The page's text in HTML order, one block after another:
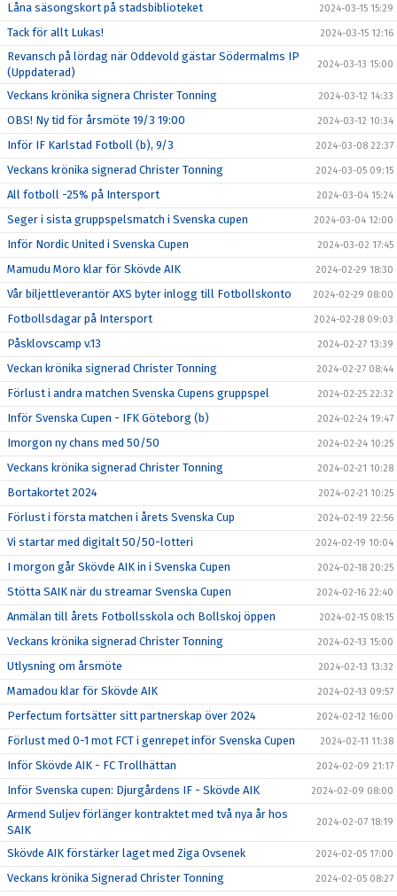
Låna säsongskort på stadsbiblioteket 2024-03-15 15:29
Tack för allt Lukas! 2024-03-15 12:16
Revansch på lördag när Oddevold gästar Södermalms IP
(Uppdaterad)
2024-03-13 15:00
Veckans krönika signera Christer Tonning 2024-03-12 14:33
OBS! Ny tid för årsmöte 19/3 19:00 2024-03-12 10:34
Inför IF Karlstad Fotboll (b), 9/3 2024-03-08 22:37
Veckans krönika signerad Christer Tonning 2024-03-05 09:15
All fotboll -25% på Intersport 2024-03-04 15:24
Seger i sista gruppspelsmatch i Svenska cupen 2024-03-04 12:00
Inför Nordic United i Svenska Cupen 2024-03-02 17:45
Mamudu Moro klar för Skövde AIK 2024-02-29 18:30
Vår biljettleverantör AXS byter inlogg till Fotbollskonto 2024-02-29 08:00
Fotbollsdagar på Intersport 2024-02-28 09:03
Påsklovscamp v.13 2024-02-27 13:39
Veckan krönika signerad Christer Tonning 2024-02-27 08:44
Förlust i andra matchen Svenska Cupens gruppspel 2024-02-25 22:32
Inför Svenska Cupen - IFK Göteborg (b) 2024-02-24 19:47
Imorgon ny chans med 50/50 2024-02-24 10:25
Veckans krönika signerad Christer Tonning 2024-02-21 10:28
Bortakortet 2024 2024-02-21 10:25
Förlust i första matchen i årets Svenska Cup 2024-02-19 22:56
Vi startar med digitalt 50/50-lotteri 2024-02-19 10:04
I morgon går Skövde AIK in i Svenska Cupen 2024-02-18 20:25
Stötta SAIK när du streamar Svenska Cupen 2024-02-16 22:40
Anmälan till årets Fotbollsskola och Bollskoj öppen 2024-02-15 08:15
Veckans krönika signerad Christer Tonning 2024-02-13 15:00
Utlysning om årsmöte 2024-02-13 13:32
Mamadou klar för Skövde AIK 2024-02-13 09:57
Perfectum fortsätter sitt partnerskap över 2024 2024-02-12 16:00
Förlust med 0-1 mot FCT i genrepet inför Svenska Cupen 2024-02-11 11:38
Inför Skövde AIK - FC Trollhättan 2024-02-09 21:17
Inför Svenska cupen: Djurgårdens IF - Skövde AIK 2024-02-09 08:00
Armend Suljev förlänger kontraktet med två nya år hos
SAIK
2024-02-07 18:19
Skövde AIK förstärker laget med Ziga Ovsenek 2024-02-05 17:00
Veckans krönika Signerad Christer Tonning 2024-02-05 08:27